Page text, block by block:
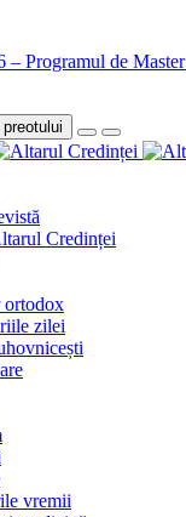
– Programul de
Credinței
ortodox
zilei
vremii